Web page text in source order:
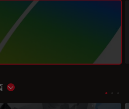
Show subnavigation